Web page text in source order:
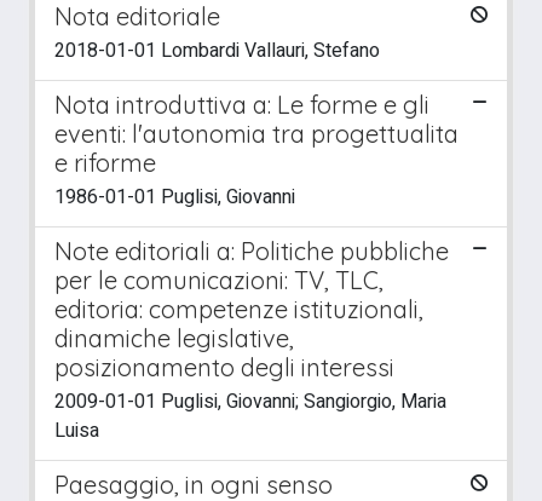
Nota editoriale
2018-01-01 Lombardi Vallauri, Stefano
Nota introduttiva a: Le forme e gli
eventi: l'autonomia tra progettualita
e riforme
1986-01-01 Puglisi, Giovanni
Note editoriali a: Politiche pubbliche
per le comunicazioni: TV, TLC,
editoria: competenze istituzionali,
dinamiche legislative,
posizionamento degli interessi
2009-01-01 Puglisi, Giovanni; Sangiorgio, Maria
Luisa
Paesaggio, in ogni senso